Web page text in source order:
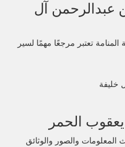
عبدالرحمن آل
المنامة تعتبر مرجعًا مهمًا لسير
خليفة
الحمر
المعلومات والصور والوثائق